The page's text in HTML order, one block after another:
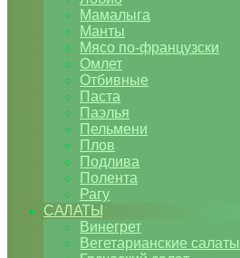
Мамалыга
Манты
Мясо по-французски
Омлет
Отбивные
Паста
Паэлья
Пельмени
Плов
Подлива
Полента
Рагу
САЛАТЫ
Винегрет
Вегетарианские салаты